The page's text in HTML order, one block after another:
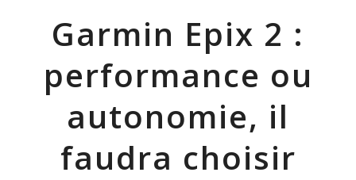
Garmin Epix 2 :
performance ou
autonomie, il
faudra choisir